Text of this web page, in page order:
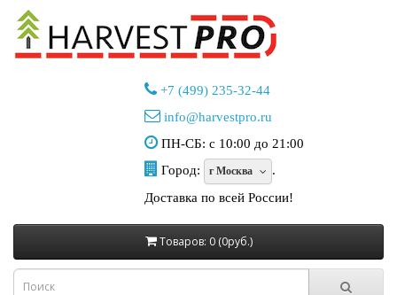
+7 (499) 235-32-44
info@harvestpro.ru
ПН-СБ: с 10:00 до 21:00
Город:
г Москва
.
Доставка по всей России!
Товаров: 0 (0руб.)